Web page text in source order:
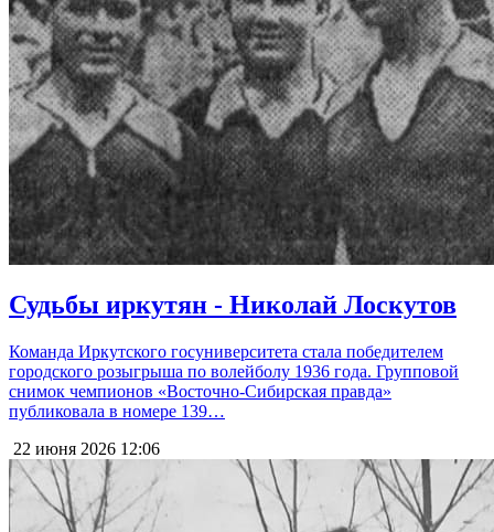
Судьбы иркутян - Николай Лоскутов
Команда Иркутского госуниверситета стала победителем
городского розыгрыша по волейболу 1936 года. Групповой
снимок чемпионов «Восточно-Сибирская правда»
публиковала в номере 139…
22 июня 2026 12:06